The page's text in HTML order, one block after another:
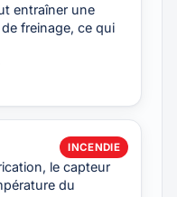
entraîner une
freinage, ce qui
INCENDIE
le capteur
du